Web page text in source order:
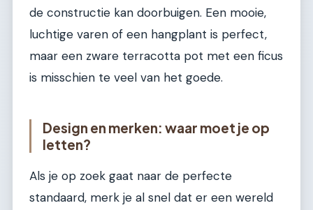
de constructie kan doorbuigen. Een mooie,
luchtige varen of een hangplant is perfect,
maar een zware terracotta pot met een ficus
is misschien te veel van het goede.
Design en merken: waar moet je op
letten?
Als je op zoek gaat naar de perfecte
standaard, merk je al snel dat er een wereld